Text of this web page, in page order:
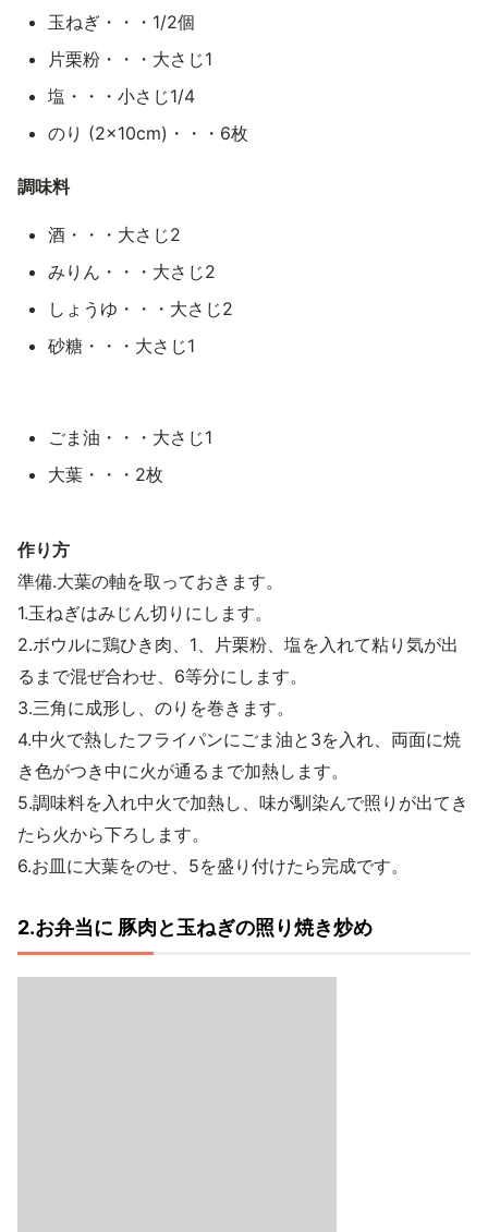
玉ねぎ・・・1/2個
片栗粉・・・大さじ1
塩・・・小さじ1/4
のり (2×10cm)・・・6枚
調味料
酒・・・大さじ2
みりん・・・大さじ2
しょうゆ・・・大さじ2
砂糖・・・大さじ1
ごま油・・・大さじ1
大葉・・・2枚
作り方
準備.大葉の軸を取っておきます。
1.玉ねぎはみじん切りにします。
2.ボウルに鶏ひき肉、1、片栗粉、塩を入れて粘り気が出
るまで混ぜ合わせ、6等分にします。
3.三角に成形し、のりを巻きます。
4.中火で熱したフライパンにごま油と3を入れ、両面に焼
き色がつき中に火が通るまで加熱します。
5.調味料を入れ中火で加熱し、味が馴染んで照りが出てき
たら火から下ろします。
6.お皿に大葉をのせ、5を盛り付けたら完成です。
2.お弁当に 豚肉と玉ねぎの照り焼き炒め